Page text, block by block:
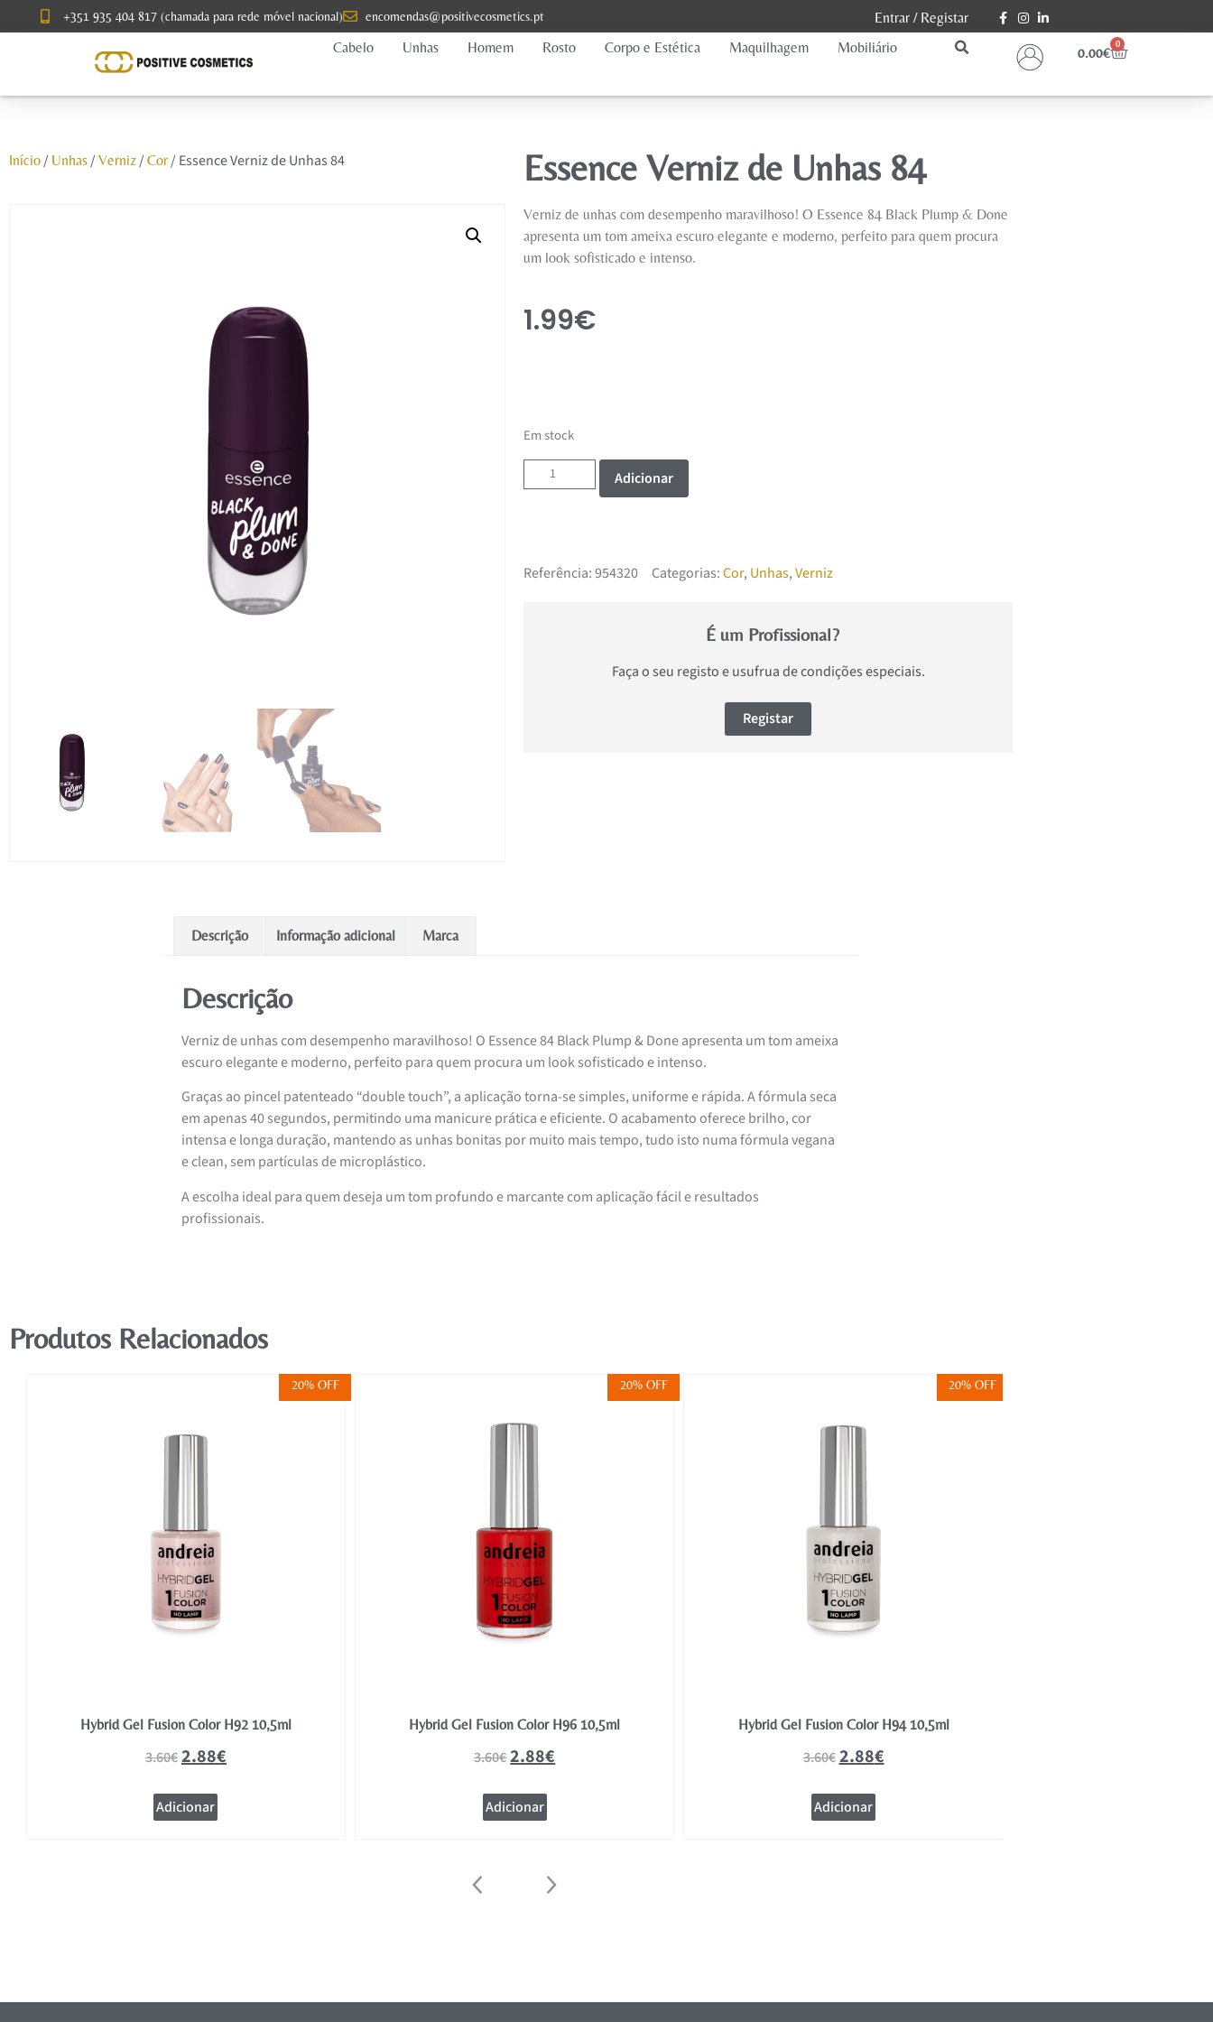
+351 935 404 817 (chamada para rede móvel nacional) encomendas@positivecosmetics.pt Entrar/ Registar
Cabelo
Unhas Homem Rosto Corpo e Estética Maquilhagem Mobiliário 0.00€
0
Início/ Unhas/ Verniz/ Cor/ Essence Verniz de Unhas 84 Essence Verniz de Unhas 84
Verniz de unhas com desempenho maravilhoso! O Essence 84 Black Plump & Done
apresenta um tom ameixa escuro elegante e moderno, perfeito para quem procura
um look sofisticado e intenso.
1.99€
Em stock
Adicionar
Referência:954320 Categorias:Cor, Unhas,Verniz
É um Profissional?
Faça o seu registo e usufrua de condições especiais.
Registar
Descrição Informação adicional Marca
Descrição
Verniz de unhas com desempenho maravilhoso! O Essence 84 Black Plump & Done apresenta um tom ameixa
escuro elegante e moderno, perfeito para quem procura um look sofisticado e intenso.
Graças ao pincel patenteado “double touch”, a aplicação torna-se simples, uniforme e rápida. A fórmula seca
em apenas 40 segundos, permitindo uma manicure prática e eficiente. O acabamento oferece brilho, cor
intensa e longa duração, mantendo as unhas bonitas por muito mais tempo, tudo isto numa fórmula vegana
e clean, sem partículas de microplástico.
A escolha ideal para quem deseja um tom profundo e marcante com aplicação fácil e resultados
profissionais.
Produtos Relacionados
20% OFF
Hybrid Gel Fusion Color H92 10,5ml
3.60€2.88€
Adicionar
20% OFF
Hybrid Gel Fusion Color H96 10,5ml
3.60€2.88€
Adicionar
20% OFF
Hybrid Gel Fusion Color H94 10,5ml
3.60€2.88€
Adicionar